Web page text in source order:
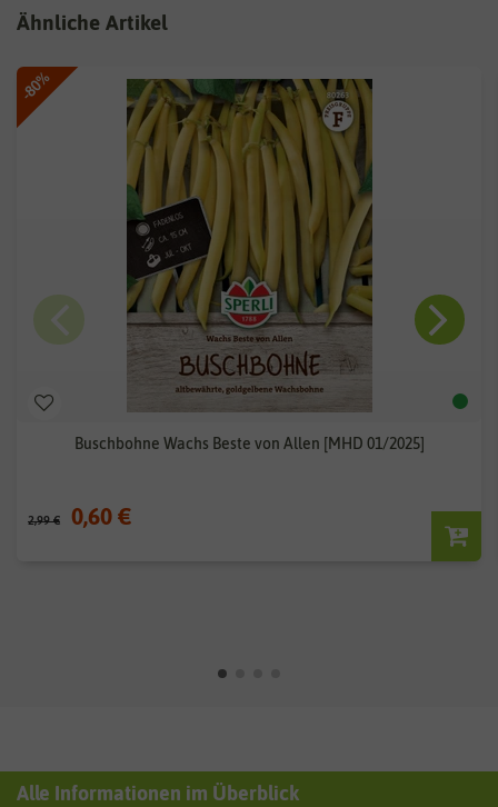
Ähnliche Artikel
-80%
Buschbohne Wachs Beste von Allen [MHD 01/2025]
2,99 € 0,60 €
Alle Informationen im Überblick